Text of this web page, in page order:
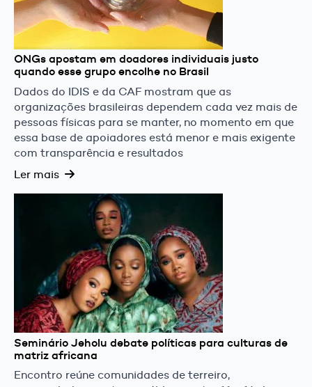
ONGs apostam em doadores individuais justo
quando esse grupo encolhe no Brasil
Dados do IDIS e da CAF mostram que as
organizações brasileiras dependem cada vez mais de
pessoas físicas para se manter, no momento em que
essa base de apoiadores está menor e mais exigente
com transparência e resultados
Ler mais
Seminário Jeholu debate políticas para culturas de
matriz africana
Encontro reúne comunidades de terreiro,